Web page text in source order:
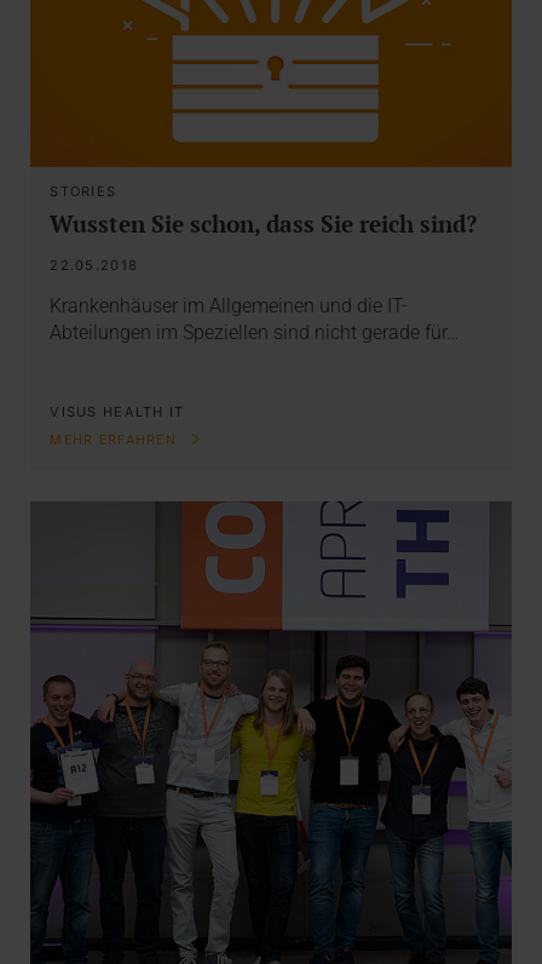
STORIES
Wussten Sie schon, dass Sie reich sind?
22.05.2018
Krankenhäuser im Allgemeinen und die IT-
Abteilungen im Speziellen sind nicht gerade für…
VISUS HEALTH IT
MEHR ERFAHREN